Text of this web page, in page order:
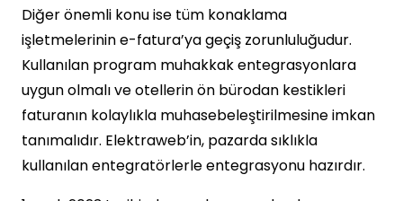
Diğer önemli konu ise tüm konaklama
işletmelerinin e-fatura’ya geçiş zorunluluğudur.
Kullanılan program muhakkak entegrasyonlara
uygun olmalı ve otellerin ön bürodan kestikleri
faturanın kolaylıkla muhasebeleştirilmesine imkan
tanımalıdır. Elektraweb’in, pazarda sıklıkla
kullanılan entegratörlerle entegrasyonu hazırdır.